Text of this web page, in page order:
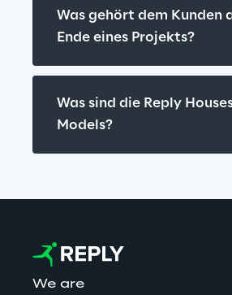
Was gehört dem Kunden
Ende eines Projekts?
Was sind die Reply
Models?
We are